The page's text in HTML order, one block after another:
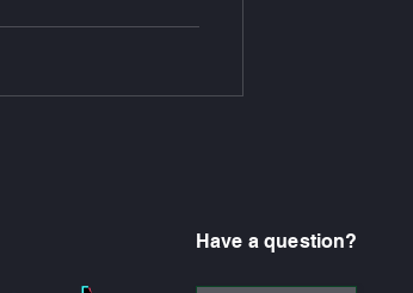
Have a question?